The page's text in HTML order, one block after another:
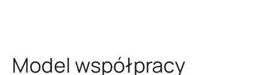
Model współpracy